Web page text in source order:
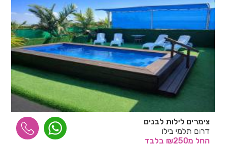
צימרים לילות לבנים
דרום תלמי בילו
החל מ₪250 בלבד